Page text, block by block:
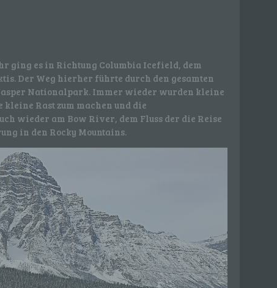
ging es in Richtung Columbia Icefield, dem
Der Weg hierher führte durch den gesamten
Nationalpark. Immer wieder wurden kleine
Rast zum machen und die
wieder am Bow River, dem Fluss der die Reise
in den Rocky Mountains.